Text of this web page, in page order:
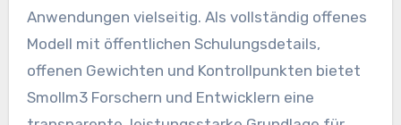
Anwendungen vielseitig. Als vollständig offenes
Modell mit öffentlichen Schulungsdetails,
offenen Gewichten und Kontrollpunkten bietet
Smollm3 Forschern und Entwicklern eine